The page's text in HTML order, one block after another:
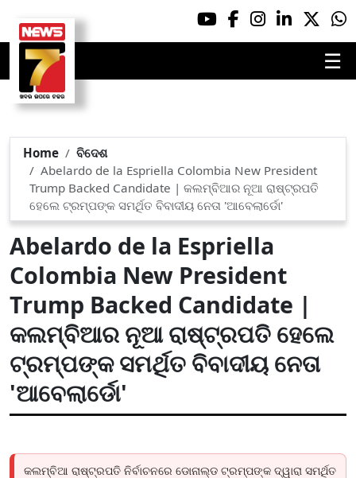
☰
Home
ବିଦେଶ
Abelardo de la Espriella Colombia New President
Trump Backed Candidate | କଲମ୍ବିଆର ନୂଆ ରାଷ୍ଟ୍ରପତି
ହେଲେ ଟ୍ରମ୍ପଙ୍କ ସମର୍ଥିତ ବିବାଦୀୟ ନେତା 'ଆବେଲାର୍ଡୋ'
Abelardo de la Espriella
Colombia New President
Trump Backed Candidate |
କଲମ୍ବିଆର ନୂଆ ରାଷ୍ଟ୍ରପତି ହେଲେ
ଟ୍ରମ୍ପଙ୍କ ସମର୍ଥିତ ବିବାଦୀୟ ନେତା
'ଆବେଲାର୍ଡୋ'
କଲମ୍ବିଆ ରାଷ୍ଟ୍ରପତି ନିର୍ବାଚନରେ ଡୋନାଲ୍ଡ ଟ୍ରମ୍ପଙ୍କ ଦ୍ୱାରା ସମର୍ଥିତ